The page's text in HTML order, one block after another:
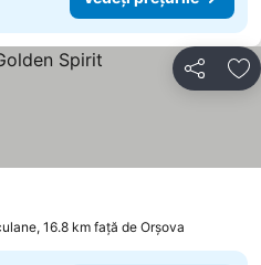
Distribuiți
16.8 km faţă de Orşova